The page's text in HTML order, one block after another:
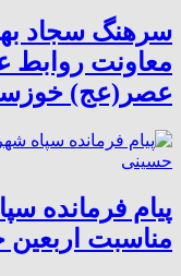
سرهنگ سجاد
معاونت روابط
عصر(عج)
پیام فرمانده
مناسبت